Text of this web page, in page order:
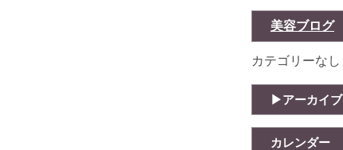
美容ブログ
カテゴリーなし
アーカイブ
カレンダー